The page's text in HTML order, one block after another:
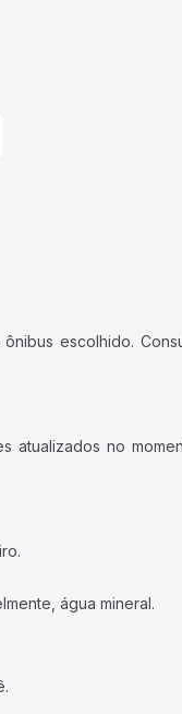
escolhido.
atualizados no
água mineral.